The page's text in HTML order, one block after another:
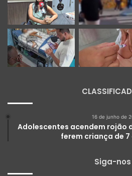
16 de junho de
Adolescentes acendem rojão
ferem criança de 7
Siga-nos